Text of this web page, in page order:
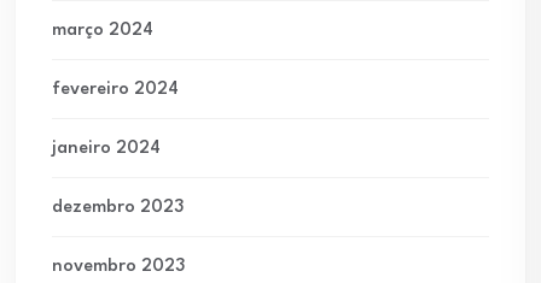
março 2024
fevereiro 2024
janeiro 2024
dezembro 2023
novembro 2023